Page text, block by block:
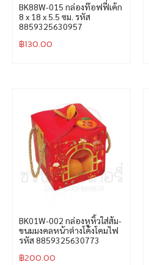
BK88W-015 กล่องท๊อฟฟี่เค้ก
8 x 18 x 5.5 ซม. รหัส
8859325630957
฿130.00
BK01W-002 กล่องหูหิ้วใส่ส้ม-
ขนมมงคลหน้าต่างโค้งโคมไฟ
รหัส 8859325630773
฿200.00